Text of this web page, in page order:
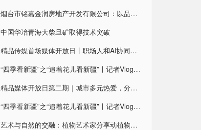
烟台市铭嘉金润房地产开发有限公司：以品质筑梦，引领未来居住新风尚
中国华冶青海大柴旦矿取得技术突破
精品传媒首场媒体开放日丨职场人和AI协同合作，是一种怎样的体验？
“四季看新疆”之“追着花儿看新疆”丨记者Vlog:记者在和田直播带货艾德莱斯,首秀怎么样?
精品媒体开放日第二期｜城市多元热爱，分享对城市的独特情感
“四季看新疆”之“追着花儿看新疆”丨记者Vlog:记者在和田直播带货艾德莱斯,首秀怎么样?
艺术与自然的交融：植物艺术家分享动植物王国的奇妙之美